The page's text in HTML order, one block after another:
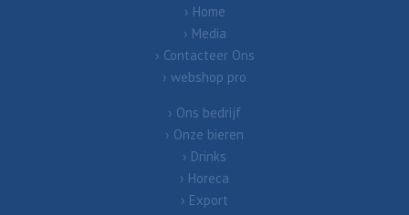
Home
Media
Contacteer Ons
webshop pro
Ons bedrijf
Onze bieren
Drinks
Horeca
Export